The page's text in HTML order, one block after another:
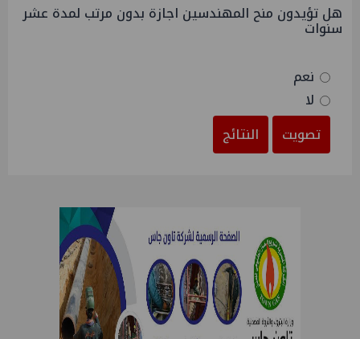
هل تؤيدون منح المهندسين اجازة بدون مرتب لمدة عشر
سنوات
نعم
لا
تصويت
النتائج